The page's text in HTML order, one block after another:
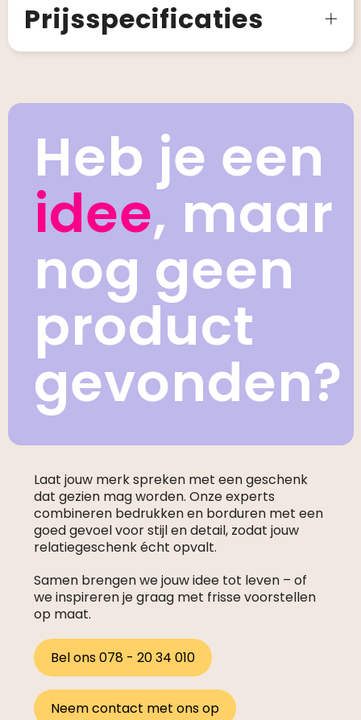
Prijsspecificaties
Heb je een
idee, maar
nog geen
product
gevonden?
Laat jouw merk spreken met een geschenk
dat gezien mag worden. Onze experts
combineren bedrukken en borduren met een
goed gevoel voor stijl en detail, zodat jouw
relatiegeschenk écht opvalt.
Samen brengen we jouw idee tot leven – of
we inspireren je graag met frisse voorstellen
op maat.
Bel ons 078 - 20 34 010
Neem contact met ons op